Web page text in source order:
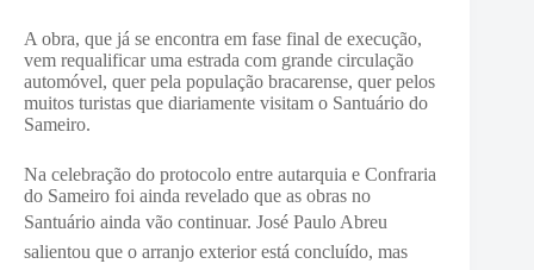
A obra, que já se encontra em fase final de execução,
vem requalificar uma estrada com grande circulação
automóvel, quer pela população bracarense, quer pelos
muitos turistas que diariamente visitam o Santuário do
Sameiro.
Na celebração do protocolo entre autarquia e Confraria
do Sameiro foi ainda revelado que as obras no
Santuário ainda vão continuar. José Paulo Abreu
salientou que o arranjo exterior está concluído, mas